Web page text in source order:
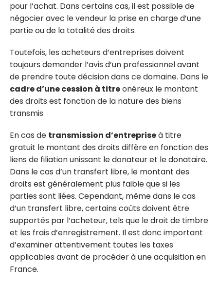
pour l’achat. Dans certains cas, il est possible de
négocier avec le vendeur la prise en charge d’une
partie ou de la totalité des droits.
Toutefois, les acheteurs d’entreprises doivent
toujours demander l’avis d’un professionnel avant
de prendre toute décision dans ce domaine. Dans le
cadre d’une cession à titreonéreux le montant
des droits est fonction de la nature des biens
transmis
En cas de transmission d’entrepriseà titre
gratuit le montant des droits diffère en fonction des
liens de filiation unissant le donateur et le donataire.
Dans le cas d’un transfert libre, le montant des
droits est généralement plus faible que si les
parties sont liées. Cependant, même dans le cas
d’un transfert libre, certains coûts doivent être
supportés par l’acheteur, tels que le droit de timbre
et les frais d’enregistrement. Il est donc important
d’examiner attentivement toutes les taxes
applicables avant de procéder à une acquisition en
France.